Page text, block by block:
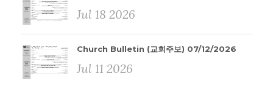
Jul 18 2026
Church Bulletin (교회주보) 07/12/2026
Jul 11 2026